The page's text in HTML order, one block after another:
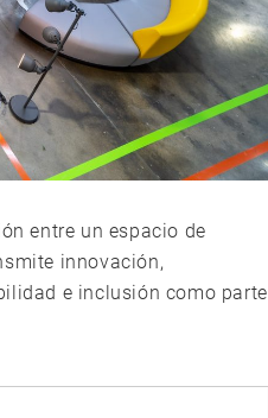
entre un espacio de
innovación,
e inclusión como parte